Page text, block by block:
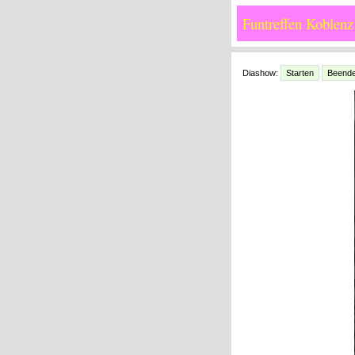
Funtreffen
Diashow: Starten